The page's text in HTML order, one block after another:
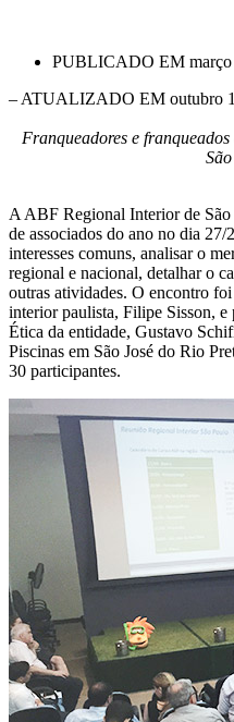
PUBLICADO EM
– ATUALIZADO EM outubro
Franqueadores e
A ABF Regional Interior de
de associados do ano no dia 27/
interesses comuns, analisar o
regional e nacional, detalhar o
outras atividades. O encontro
interior paulista, Filipe Sisson, e
Ética da entidade, Gustavo
Piscinas em São José do Rio
30 participantes.